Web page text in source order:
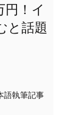
円！イ
と話題
語執筆記事